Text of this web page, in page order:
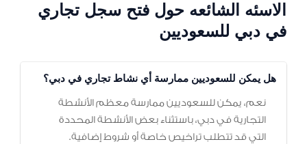
الاسئه الشائعه حول فتح سجل تجاري
في دبي للسعوديين
هل يمكن للسعوديين ممارسة أي نشاط تجاري في دبي؟
نعم، يمكن للسعوديين ممارسة معظم الأنشطة
التجارية في دبي، باستثناء بعض الأنشطة المحددة
التي قد تتطلب تراخيص خاصة أو شروط إضافية.